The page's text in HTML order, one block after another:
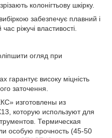
колонігтьову шкірку.
забезпечує плавний і
ріжучі властивості.
огляд при
гарантує високу міцність
заточення.
изготовлены из
которую используют для
Термическая
особую прочность (45-50